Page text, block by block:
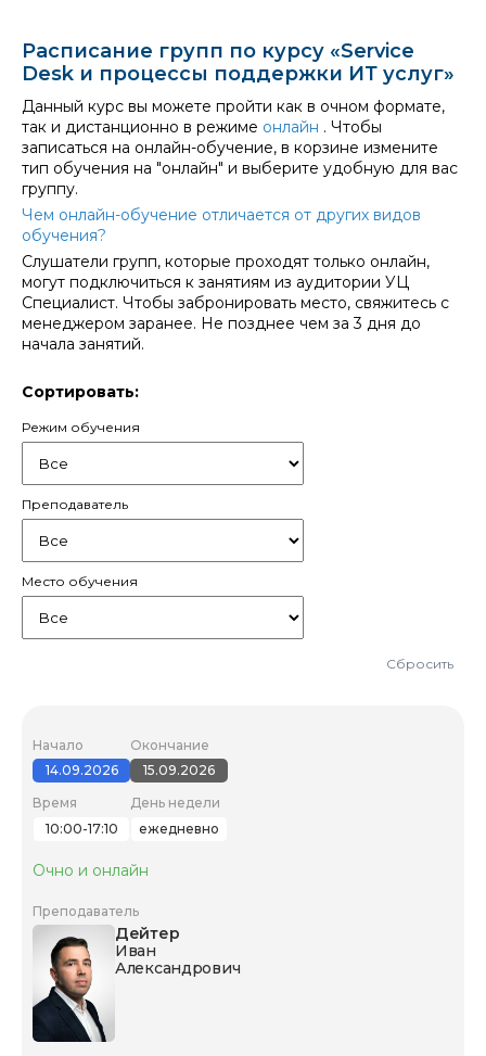
Расписание групп по курсу «Service
Desk и процессы поддержки ИТ услуг»
Данный курс вы можете пройти как в очном формате,
так и дистанционно в режиме онлайн . Чтобы
записаться на онлайн-обучение, в корзине измените
тип обучения на "онлайн" и выберите удобную для вас
группу.
Чем онлайн-обучение отличается от других видов
обучения?
Слушатели групп, которые проходят только онлайн,
могут подключиться к занятиям из аудитории УЦ
Специалист. Чтобы забронировать место, свяжитесь с
менеджером заранее. Не позднее чем за 3 дня до
начала занятий.
Сортировать:
Режим обучения
Преподаватель
Место обучения
Сбросить
Начало
14.09.2026
Окончание
15.09.2026
Время
10:00-17:10
День недели
ежедневно
Очно и онлайн
Преподаватель
Дейтер
Иван
Александрович